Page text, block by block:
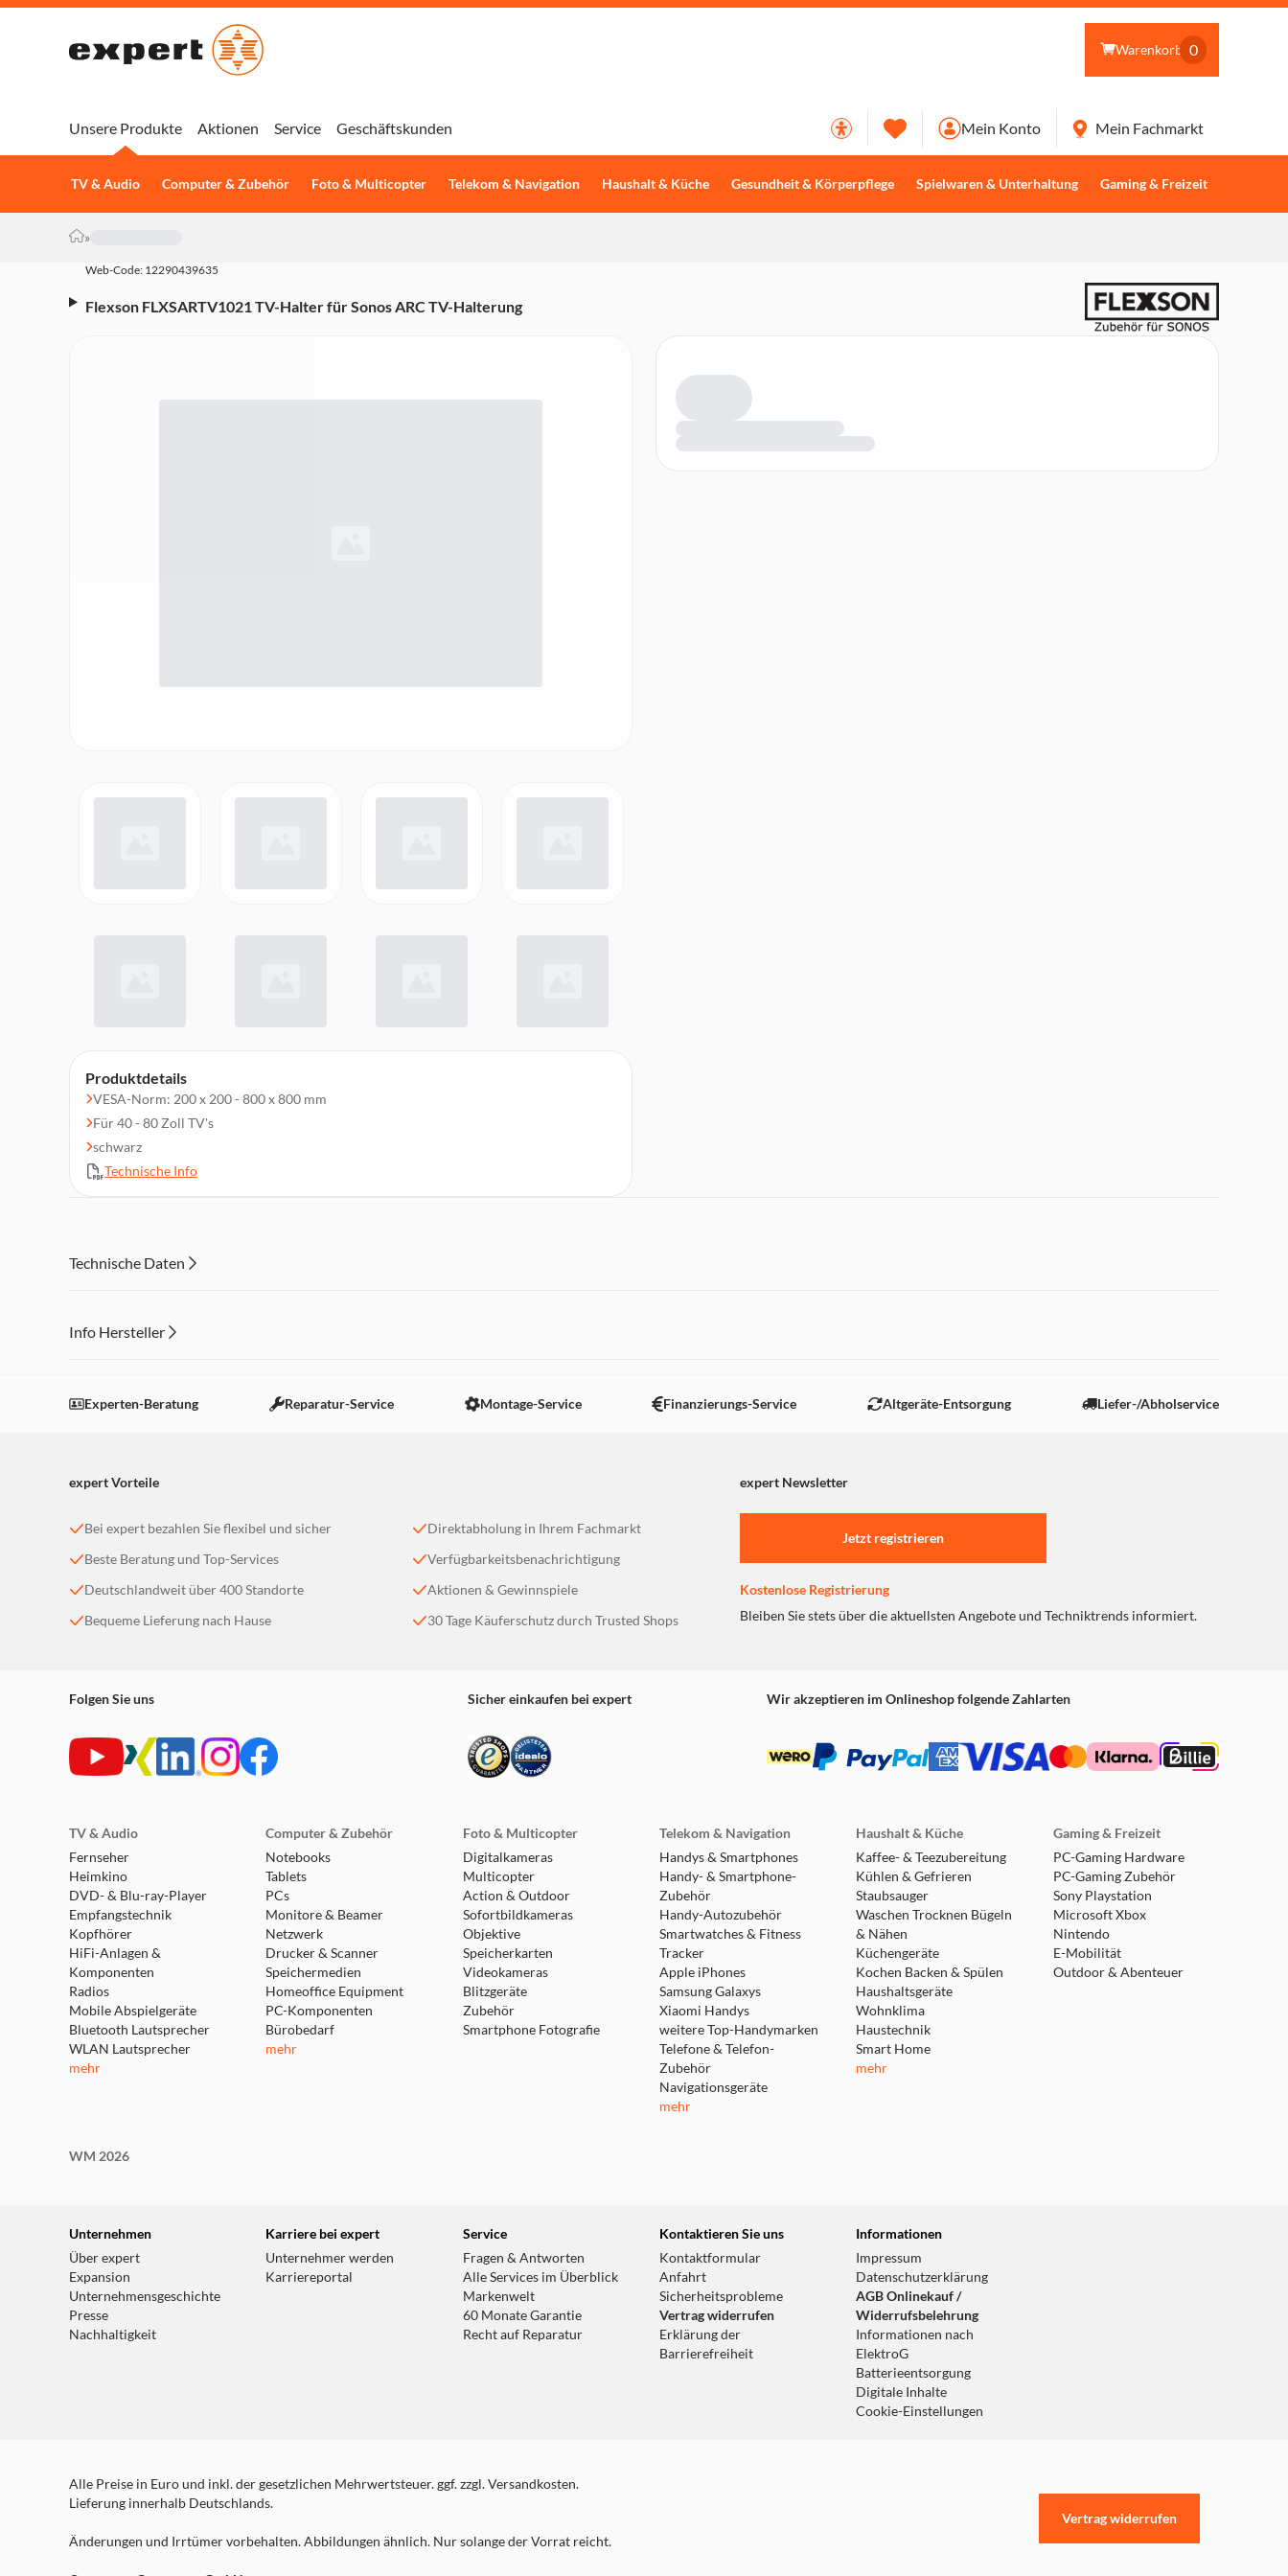
Warenkorb 0
Unsere Produkte
TV & Audio Computer & Zubehör Foto & Multicopter Telekom & Navigation Haushalt & Küche Gesundheit & Körperpflege Spielwaren & Unterhaltung Gaming & Freizeit
Aktionen Service Geschäftskunden Mein Konto Mein Fachmarkt
»
Web-Code: 12290439635
Flexson FLXSARTV1021 TV-Halter für Sonos ARC TV-Halterung
Produktdetails
VESA-Norm: 200 x 200 - 800 x 800 mm
Für 40 - 80 Zoll TV's
schwarz
Technische Info
Technische Daten
Info Hersteller
Einstellungen anpassen
Experten-Beratung Reparatur-Service Montage-Service Finanzierungs-Service Altgeräte-Entsorgung Liefer-/Abholservice
expert Vorteile expert Newsletter
Bei expert bezahlen Sie flexibel und sicher
Beste Beratung und Top-Services
Deutschlandweit über 400 Standorte
Bequeme Lieferung nach Hause
Direktabholung in Ihrem Fachmarkt
Verfügbarkeitsbenachrichtigung
Aktionen & Gewinnspiele
30 Tage Käuferschutz durch Trusted Shops
Jetzt registrieren
Kostenlose Registrierung
Bleiben Sie stets über die aktuellsten Angebote und Techniktrends informiert.
Folgen Sie uns Sicher einkaufen bei expert Wir akzeptieren im Onlineshop folgende Zahlarten
TV & Audio
Fernseher
Heimkino
DVD- & Blu-ray-Player
Empfangstechnik
Kopfhörer
HiFi-Anlagen &
Komponenten
Radios
Mobile Abspielgeräte
Bluetooth Lautsprecher
WLAN Lautsprecher
mehr
Computer & Zubehör
Notebooks
Tablets
PCs
Monitore & Beamer
Netzwerk
Drucker & Scanner
Speichermedien
Homeoffice Equipment
PC-Komponenten
Bürobedarf
mehr
Foto & Multicopter
Digitalkameras
Multicopter
Action & Outdoor
Sofortbildkameras
Objektive
Speicherkarten
Videokameras
Blitzgeräte
Zubehör
Smartphone Fotografie
Telekom & Navigation
Handys & Smartphones
Handy- & Smartphone-
Zubehör
Handy-Autozubehör
Smartwatches & Fitness
Tracker
Apple iPhones
Samsung Galaxys
Xiaomi Handys
weitere Top-Handymarken
Telefone & Telefon-
Zubehör
Navigationsgeräte
mehr
Haushalt & Küche
Kaffee- & Teezubereitung
Kühlen & Gefrieren
Staubsauger
Waschen Trocknen Bügeln
& Nähen
Küchengeräte
Kochen Backen & Spülen
Haushaltsgeräte
Wohnklima
Haustechnik
Smart Home
mehr
Gaming & Freizeit
PC-Gaming Hardware
PC-Gaming Zubehör
Sony Playstation
Microsoft Xbox
Nintendo
E-Mobilität
Outdoor & Abenteuer
WM 2026
Unternehmen
Über expert
Expansion
Unternehmensgeschichte
Presse
Nachhaltigkeit
Karriere bei expert
Unternehmer werden
Karriereportal
Service
Fragen & Antworten
Alle Services im Überblick
Markenwelt
60 Monate Garantie
Recht auf Reparatur
Kontaktieren Sie uns
Kontaktformular
Anfahrt
Sicherheitsprobleme
Vertrag widerrufen
Erklärung der
Barrierefreiheit
Informationen
Impressum
Datenschutzerklärung
AGB Onlinekauf /
Widerrufsbelehrung
Informationen nach
ElektroG
Batterieentsorgung
Digitale Inhalte
Cookie-Einstellungen
Alle Preise in Euro und inkl. der gesetzlichen Mehrwertsteuer. ggf. zzgl. Versandkosten.
Lieferung innerhalb Deutschlands.
Änderungen und Irrtümer vorbehalten. Abbildungen ähnlich. Nur solange der Vorrat reicht.
Vertrag widerrufen